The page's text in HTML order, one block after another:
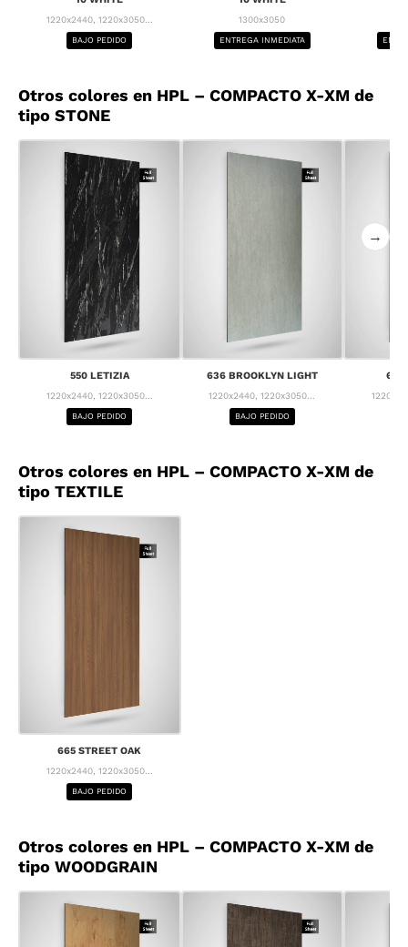
1220x2440, 1220x3050...
BAJO PEDIDO
1300x3050
ENTREGA INMEDIATA
Otros colores en HPL – COMPACTO X-XM de
tipo STONE
550 LETIZIA
1220x2440, 1220x3050...
BAJO PEDIDO
636 BROOKLYN LIGHT
1220x2440, 1220x3050...
BAJO PEDIDO
637
→
Otros colores en HPL – COMPACTO X-XM de
tipo TEXTILE
665 STREET OAK
1220x2440, 1220x3050...
BAJO PEDIDO
Otros colores en HPL – COMPACTO X-XM de
tipo WOODGRAIN